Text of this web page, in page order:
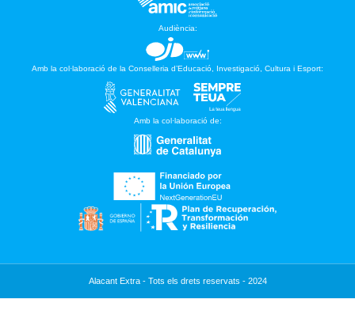
Audiència:
Amb la col·laboració de la Conselleria d’Educació, Investigació, Cultura i Esport:
Amb la col·laboració de:
Alacant Extra - Tots els drets reservats - 2024